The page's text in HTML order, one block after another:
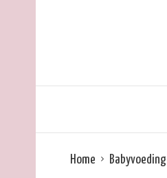
Home Babyvoeding